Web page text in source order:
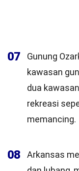
07
Gunung
kawasan
dua
rekreasi
memancing.
08
Arkansas